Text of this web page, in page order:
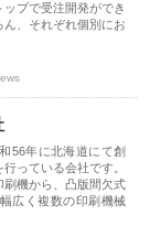
プで受注開発ができ
、それぞれ個別にお
56年に北海道にて創
っている会社です。
機から、凸版間欠式
広く複数の印刷機械